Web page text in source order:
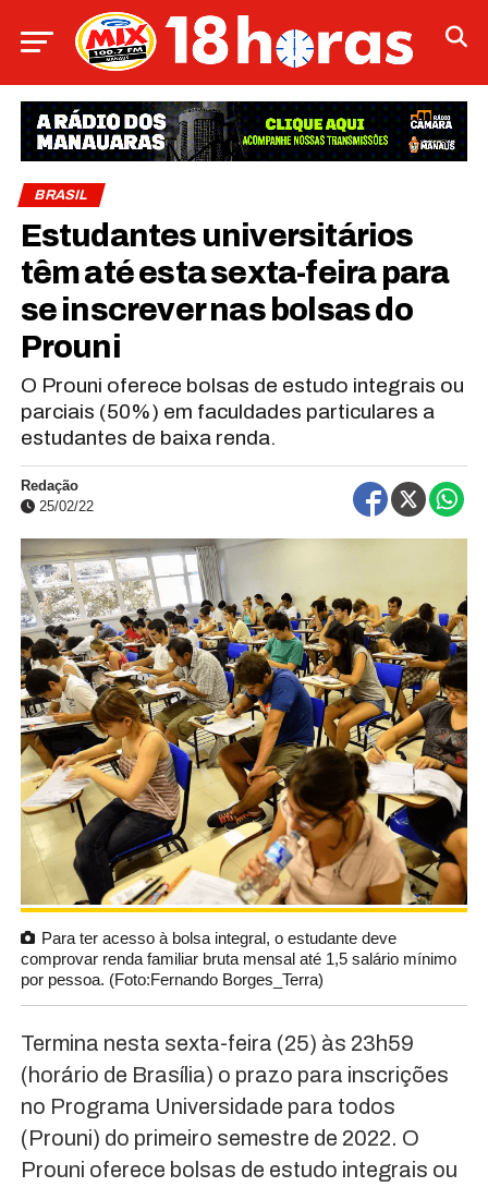
BRASIL
Estudantes universitários
têm até esta sexta-feira para
se inscrever nas bolsas do
Prouni
O Prouni oferece bolsas de estudo integrais ou
parciais (50%) em faculdades particulares a
estudantes de baixa renda.
Redação
25/02/22
Para ter acesso à bolsa integral, o estudante deve
comprovar renda familiar bruta mensal até 1,5 salário mínimo
por pessoa. (Foto:Fernando Borges_Terra)
Termina nesta sexta-feira (25) às 23h59
(horário de Brasília) o prazo para inscrições
no Programa Universidade para todos
(Prouni) do primeiro semestre de 2022. O
Prouni oferece bolsas de estudo integrais ou